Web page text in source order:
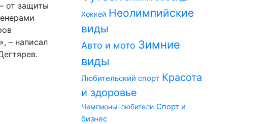
от защиты
– написал
Хоккей Неолимпийские
виды
Авто и мото Зимние
виды
Любительский спорт Красота
и здоровье
Чемпионы-любители Спорт и
бизнес